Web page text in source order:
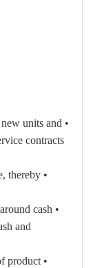
new units and
contracts
thereby
cash
and
product